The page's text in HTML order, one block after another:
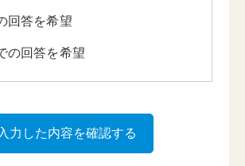
回答を希望
の回答を希望